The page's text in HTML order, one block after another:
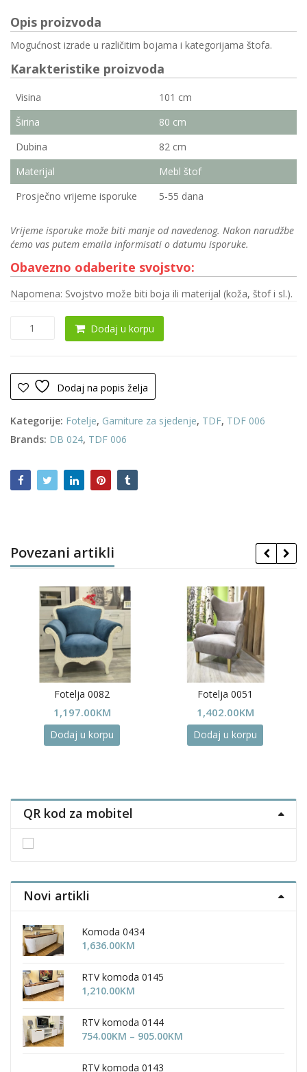
Opis proizvoda
Mogućnost izrade u različitim bojama i kategorijama štofa.
Karakteristike proizvoda
Visina
101 cm
Širina
80 cm
Dubina
82 cm
Materijal
Mebl štof
Prosječno vrijeme isporuke
5-55 dana
Vrijeme isporuke može biti manje od navedenog. Nakon narudžbe
ćemo vas putem emaila informisati o datumu isporuke.
Obavezno odaberite svojstvo:
Napomena: Svojstvo može biti boja ili materijal (koža, štof i sl.).
Dodaj u korpu
Dodaj na popis želja
Kategorije: Fotelje, Garniture za sjedenje, TDF, TDF 006
Brands: DB 024, TDF 006
Povezani artikli
Fotelja 0082
1,197.00KM
Dodaj u korpu
Fotelja 0051
1,402.00KM
Dodaj u korpu
QR kod za mobitel
Novi artikli
Komoda 0434
1,636.00KM
RTV komoda 0145
1,210.00KM
RTV komoda 0144
754.00KM – 905.00KM
RTV komoda 0143